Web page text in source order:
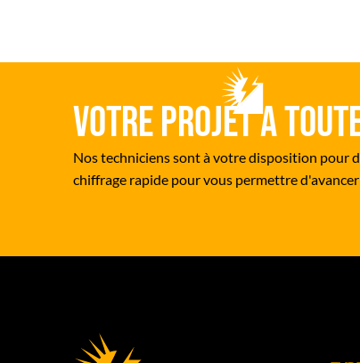
Votre projet a
Nos techniciens sont à votre disposition pour
chiffrage rapide pour vous permettre